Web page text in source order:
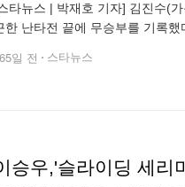
타뉴스 | 박재호 기자] 김진수(
한 난타전 끝에 무승부를 기록
일 전 스타뉴스
승우,'슬라이딩 세리